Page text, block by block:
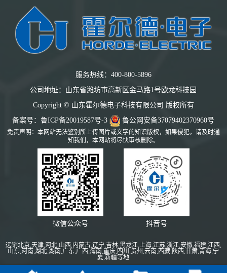
服务热线：400-800-5896
公司地址：山东省潍坊市高新区金马路1号欧龙科技园
Copyright © 山东霍尔德电子科技有限公司 版权所有
备案号：鲁ICP备20019587号-3 鲁公网安备37079402370960号
免责声明：本网站无法鉴别所上传图片或文字的知识版权，如果侵犯，请及时通
知我们，本网站将尽快审核删除。
微信公众号 抖音号
远销北京,天津,河北,山西,内蒙古,辽宁,吉林,黑龙江,上海,江苏,浙江,安徽,福建,江西,
山东,河南,湖北,湖南,广东,广西,海南,重庆,四川,贵州,云南,西藏,陕西,甘肃,青海,宁
夏,新疆等地